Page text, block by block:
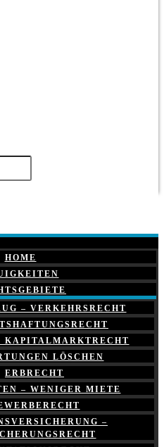
HOME
– VERKEHRSRECHT
KAPITALMARKTRECHT
LÖSCHEN
ERBRECHT
– WENIGER MIETE
–